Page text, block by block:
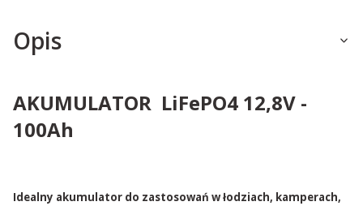
Opis
AKUMULATOR LiFePO4 12,8V -
100Ah
Idealny akumulator do zastosowań w łodziach, kamperach,